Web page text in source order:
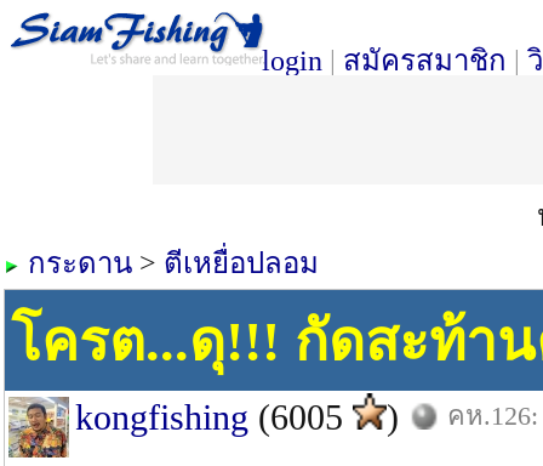
login | สมัครสมาชิก |
กระดาน > ตีเหยื่อปลอม
โครต...ดุ!!! กัดสะท้า
kongfishing (6005 ) คห